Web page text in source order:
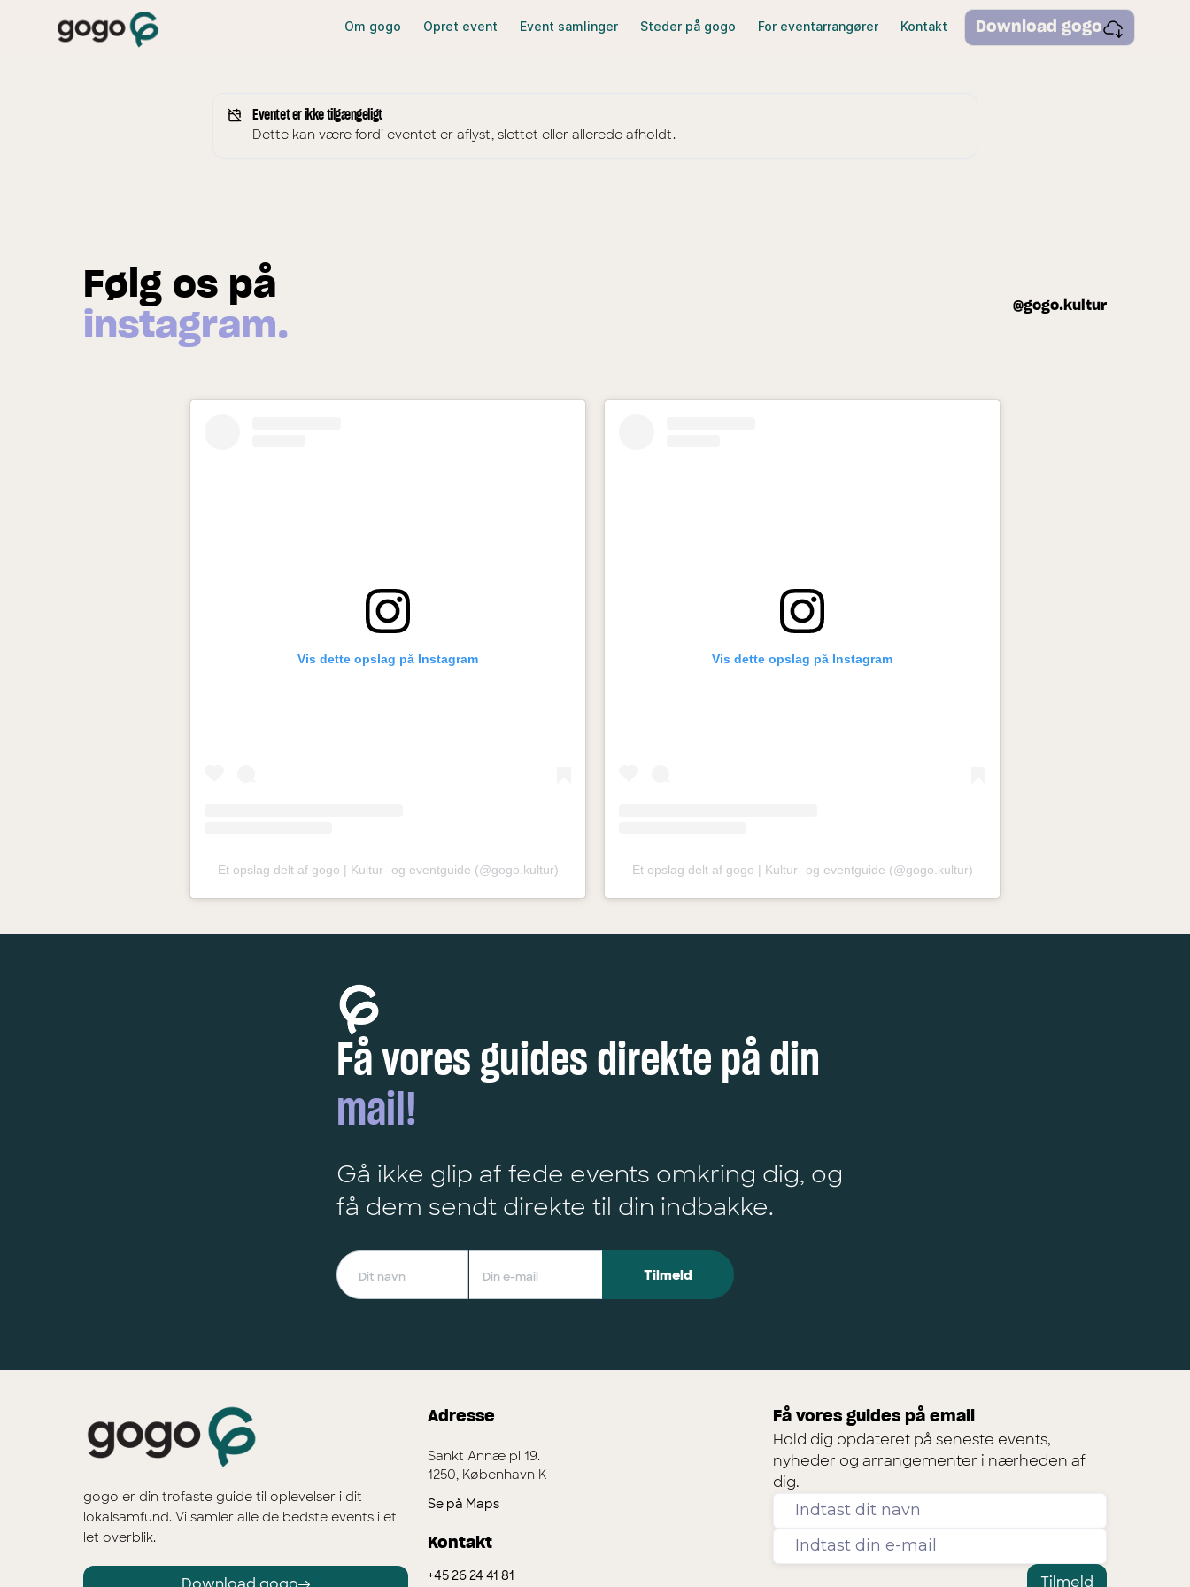
Om gogo Opret event Event samlinger Steder på gogo For eventarrangører Kontakt Download gogo
Eventet er ikke tilgængeligt
Dette kan være fordi eventet er aflyst, slettet eller allerede afholdt.
Følg os på
instagram.
@gogo.kultur
Vis dette opslag på Instagram
Et opslag delt af gogo | Kultur- og eventguide (@gogo.kultur)
Vis dette opslag på Instagram
Et opslag delt af gogo | Kultur- og eventguide (@gogo.kultur)
Få vores guides direkte på din
mail!
Gå ikke glip af fede events omkring dig, og
få dem sendt direkte til din indbakke.
gogo er din trofaste guide til oplevelser i dit
lokalsamfund. Vi samler alle de bedste events i et
let overblik.
Adresse
Sankt Annæ pl 19.
1250, København K
Se på Maps
Kontakt
+45 26 24 41 81
Få vores guides på email
Hold dig opdateret på seneste events,
nyheder og arrangementer i nærheden af
dig.